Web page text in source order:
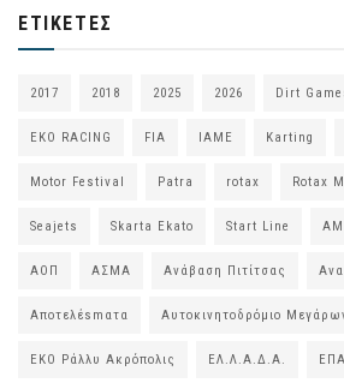
ΕΤΙΚΈΤΕΣ
2017 2018 2025 2026 Dirt
EKO RACING FIA IAME Karting
Motor Festival Patra rotax Rotax
Seajets Skarta Ekato Start Line
ΑΟΠ ΑΣΜΑ Ανάβαση Πιτίτσας
Αποτελέsmατα Αυτοκινητοδρόμιο
ΕΚΟ Ράλλυ Ακρόπολις ΕΛ.Λ.Α.Δ.Α. ΕΠΑ